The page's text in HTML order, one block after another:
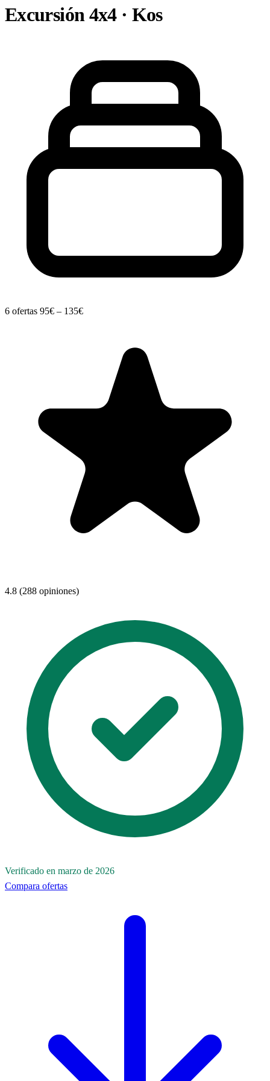
Excursión 4x4 · Kos
6 ofertas 95€ – 135€
4.8 (288 opiniones)
Verificado en marzo de 2026
Compara ofertas